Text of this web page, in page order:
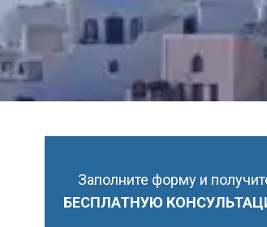
Заполните форму и
БЕСПЛАТНУЮ